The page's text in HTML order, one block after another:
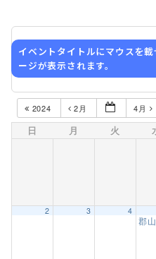
イベントタイトルにマウスを
ージが表示されます。
2024 2月 4月
日 月 火
2 3 4
郡